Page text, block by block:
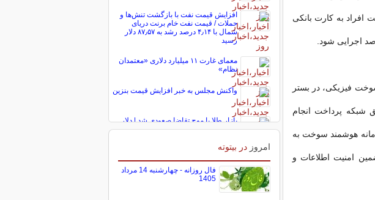
افراد به کارت بانکی
فیزیکی، در بستر
پرداخت انجام
هوشمند سوخت به
امنیت اطلاعات و
افزایش قیمت نفت با بازگشت تنش‌ها و
حملات / قیمت نفت خام برنت دریای
شمال با ۴٫۱۴ درصد رشد به ۸۷٫۵۷ دلار
رسید
معمای غارت ۱۱ میلیارد دلاری «معتمدان
نظام»
واکنش مجلس به خبر افزایش قیمت بنزین
بازار طلا با موج تقاضا صعودی شد | دلار
برای بازگشت به کریدور 190 هزار تومانی
امروز در بیتوته
فال روزانه - چهارشنبه 14 مرداد
1405